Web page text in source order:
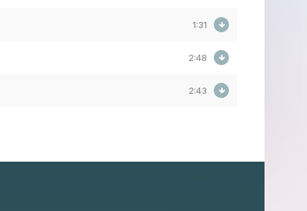
1:31
2:48
2:43